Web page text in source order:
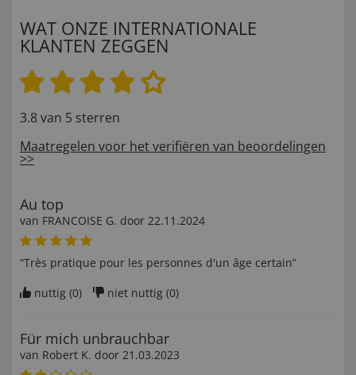
WAT ONZE INTERNATIONALE
KLANTEN ZEGGEN
3.8 van 5 sterren
Maatregelen voor het verifiëren van beoordelingen
>>
Au top
van FRANCOISE G. door 22.11.2024
“Très pratique pour les personnes d'un âge certain”
nuttig (0) niet nuttig (0)
Für mich unbrauchbar
van Robert K. door 21.03.2023